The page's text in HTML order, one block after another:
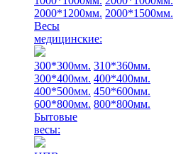
2000*1200мм. 2000*1500мм.
Весы
медицинские:
300*300мм. 310*360мм.
300*400мм. 400*400мм.
400*500мм. 450*600мм.
600*800мм. 800*800мм.
Бытовые
весы: